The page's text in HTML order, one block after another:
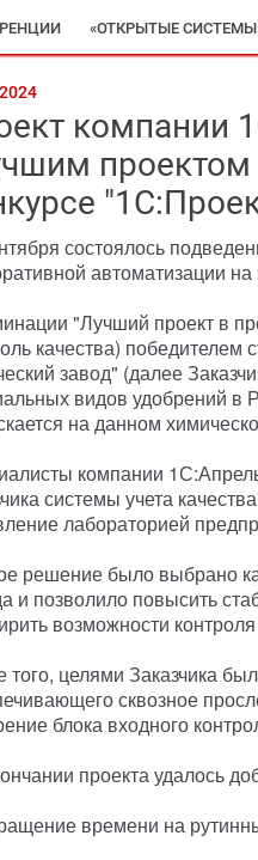
«ОТКРЫТЫЕ
компании
проектом
состоялось
автоматизации
"Лучший проект в
качества)
завод" (далее
видов удобрений в
на данном
компании
системы учета
лабораторией
решение было выбрано
и позволило повысить
возможности
того, целями Заказчика
сквозное
блока входного
проекта удалось
времени на